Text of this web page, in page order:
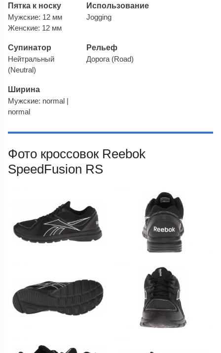
Пятка к носку
Мужские: 12 мм
Женские: 12 мм
Использование
Jogging
Супинатор
Нейтральный
(Neutral)
Рельеф
Дорога (Road)
Ширина
Мужские: normal |
normal
Фото кроссовок Reebok
SpeedFusion RS